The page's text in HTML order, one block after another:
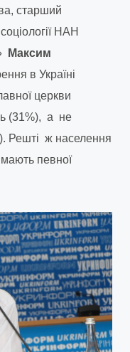
старший
НАН
Максим
в Україні
церкви
(31%), а не
Решті ж населення
певної